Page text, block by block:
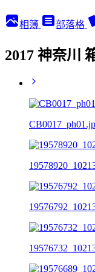
相簿 部落格
2017 神奈川